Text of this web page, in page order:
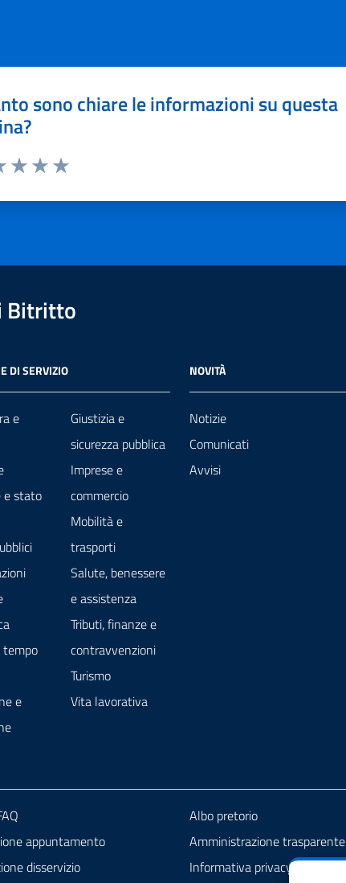
sono chiare le informazioni su questa
Bitritto
DI SERVIZIO
e
e stato
tempo
e
Giustizia e
sicurezza pubblica
Imprese e
commercio
Mobilità e
trasporti
Salute, benessere
e assistenza
Tributi, finanze e
contravvenzioni
Turismo
Vita lavorativa
NOVITÀ
Notizie
Comunicati
Avvisi
appuntamento
disservizio
Albo pretorio
Amministrazione trasparente
Informativa privacy